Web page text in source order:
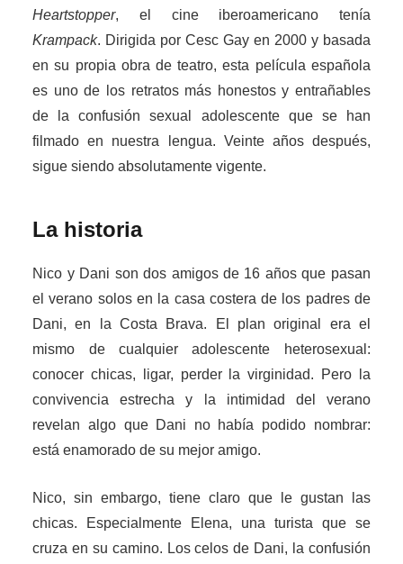
Heartstopper, el cine iberoamericano tenía
Krampack. Dirigida por Cesc Gay en 2000 y basada
en su propia obra de teatro, esta película española
es uno de los retratos más honestos y entrañables
de la confusión sexual adolescente que se han
filmado en nuestra lengua. Veinte años después,
sigue siendo absolutamente vigente.
La historia
Nico y Dani son dos amigos de 16 años que pasan
el verano solos en la casa costera de los padres de
Dani, en la Costa Brava. El plan original era el
mismo de cualquier adolescente heterosexual:
conocer chicas, ligar, perder la virginidad. Pero la
convivencia estrecha y la intimidad del verano
revelan algo que Dani no había podido nombrar:
está enamorado de su mejor amigo.
Nico, sin embargo, tiene claro que le gustan las
chicas. Especialmente Elena, una turista que se
cruza en su camino. Los celos de Dani, la confusión